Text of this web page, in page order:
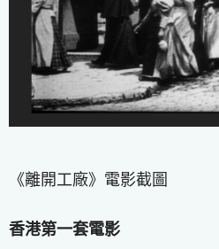
《離開工廠》電影截圖
香港第一套電影